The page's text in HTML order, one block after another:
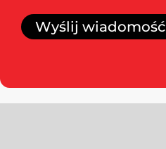
Wyślij wiadomość